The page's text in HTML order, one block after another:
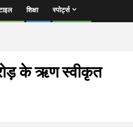
शिक्षा स्पोर्ट्स
के ऋण स्वीकृत